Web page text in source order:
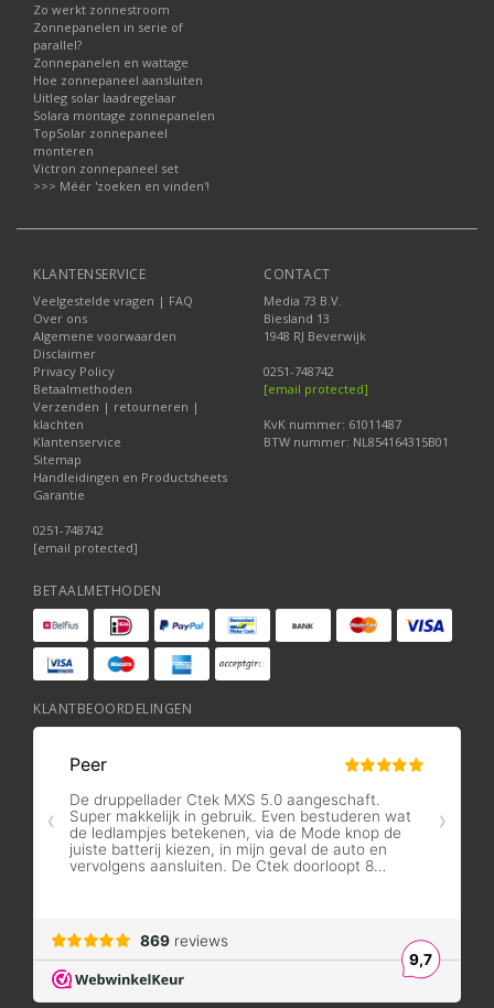
Zo werkt zonnestroom
Zonnepanelen in serie of
parallel?
Zonnepanelen en wattage
Hoe zonnepaneel aansluiten
Uitleg solar laadregelaar
Solara montage zonnepanelen
TopSolar zonnepaneel
monteren
Victron zonnepaneel set
>>> Méér 'zoeken en vinden'!
KLANTENSERVICE
Veelgestelde vragen | FAQ
Over ons
Algemene voorwaarden
Disclaimer
Privacy Policy
Betaalmethoden
Verzenden | retourneren |
klachten
Klantenservice
Sitemap
Handleidingen en Productsheets
Garantie
0251-748742
[email protected]
CONTACT
Media 73 B.V.
Biesland 13
1948 RJ Beverwijk
0251-748742
[email protected]
KvK nummer: 61011487
BTW nummer: NL854164315B01
BETAALMETHODEN
KLANTBEOORDELINGEN